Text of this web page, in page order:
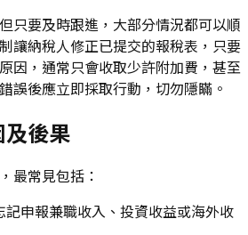
只要及時跟進，大部分情況都可以順
讓納稅人修正已提交的報稅表，只要
因，通常只會收取少許附加費，甚至
誤後應立即採取行動，切勿隱瞞。
後果
最常見包括：
記申報兼職收入、投資收益或海外收